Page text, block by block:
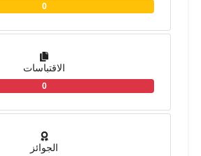
0
الاقتباسات
0
الجوائز